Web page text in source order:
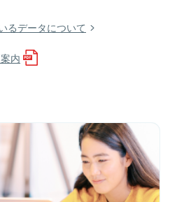
るデータについて
内